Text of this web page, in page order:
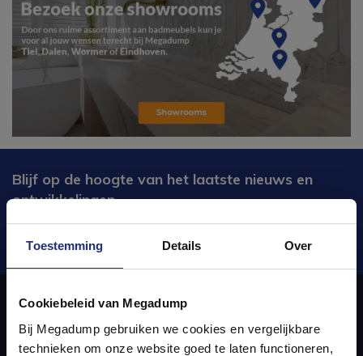
Toestemming Details Over
Cookiebeleid van Megadump
Bij Megadump gebruiken we cookies en vergelijkbare
technieken om onze website goed te laten functioneren,
Blijf op de hoogte van het laatste nieuws en
ontwikkelingen
Over ons
badkamers in onze 1000 m²
showroom